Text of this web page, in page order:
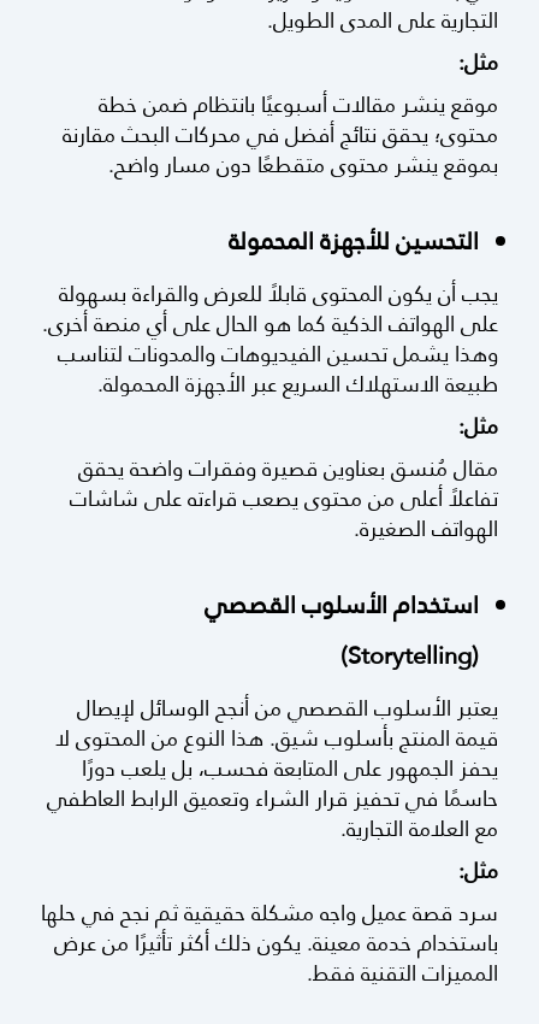
التجارية على المدى الطويل.
مثل:
موقع ينشر مقالات أسبوعيًا بانتظام ضمن خطة
محتوى؛ يحقق نتائج أفضل في محركات البحث مقارنة
بموقع ينشر محتوى متقطعًا دون مسار واضح.
التحسين للأجهزة المحمولة
يجب أن يكون المحتوى قابلاً للعرض والقراءة بسهولة
على الهواتف الذكية كما هو الحال على أي منصة أخرى.
وهذا يشمل تحسين الفيديوهات والمدونات لتناسب
طبيعة الاستهلاك السريع عبر الأجهزة المحمولة.
مثل:
مقال مُنسق بعناوين قصيرة وفقرات واضحة يحقق
تفاعلاً أعلى من محتوى يصعب قراءته على شاشات
الهواتف الصغيرة.
استخدام الأسلوب القصصي
(Storytelling)
يعتبر الأسلوب القصصي من أنجح الوسائل لإيصال
قيمة المنتج بأسلوب شيق. هذا النوع من المحتوى لا
يحفز الجمهور على المتابعة فحسب، بل يلعب دورًا
حاسمًا في تحفيز قرار الشراء وتعميق الرابط العاطفي
مع العلامة التجارية.
مثل:
سرد قصة عميل واجه مشكلة حقيقية ثم نجح في حلها
باستخدام خدمة معينة. يكون ذلك أكثر تأثيرًا من عرض
المميزات التقنية فقط.